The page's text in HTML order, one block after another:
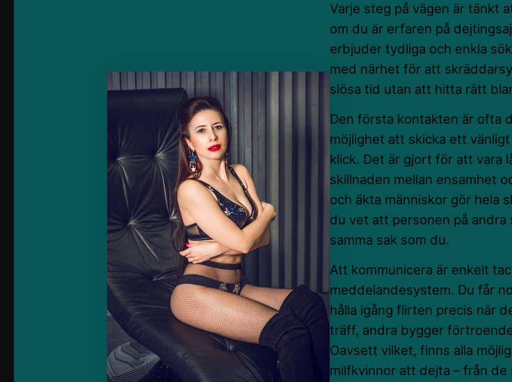
Varje steg på vägen är tänkt
om du är erfaren på
erbjuder tydliga och enkla
med närhet för att
slösa tid utan att hitta rätt
Den första kontakten är ofta
möjlighet att skicka ett
klick. Det är gjort för att vara
skillnaden mellan ensamhet
och äkta människor gör hela
du vet att personen på
samma sak som du.
Att kommunicera är enkelt
meddelandesystem. Du får
hålla igång flirten precis när
träff, andra bygger
Oavsett vilket, finns alla
milfkvinnor att dejta – från